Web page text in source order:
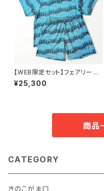
【WEB限定セット】フェアリーリ
ングセットアップ
¥25,300
商品
CATEGORY
きのこがま口